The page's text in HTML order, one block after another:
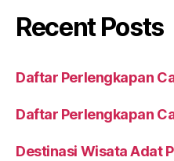
Recent Posts
Daftar Perlengkapan
Daftar Perlengkapan
Destinasi Wisata Adat